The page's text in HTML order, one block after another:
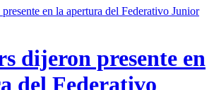
dijeron presente en
del Federativo